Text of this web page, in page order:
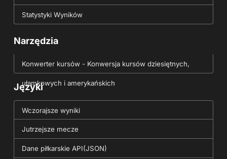
Statystyki Wyników
Narzędzia
Konwerter kursów - Konwersja kursów dziesiętnych,
ułamkowych i amerykańskich
Języki
Wczorajsze wyniki
Jutrzejsze mecze
Dane piłkarskie API(JSON)